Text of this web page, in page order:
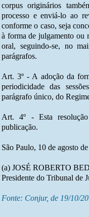
corpus originários
processo e enviá-lo ao
conforme o caso, seja
à forma de julgamento ou
oral, seguindo-se, no
parágrafos.
Art. 3º - A adoção da
periodicidade das
parágrafo único, do
Art. 4º - Esta
publicação.
São Paulo, 10 de agosto
(a) JOSÉ ROBERTO
Presidente do Tribunal de
Fonte: Conjur, de 19/10/